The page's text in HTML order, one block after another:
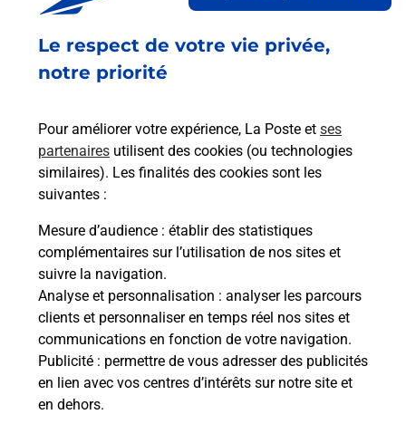
Le respect de votre vie privée,
notre priorité
Pour améliorer votre expérience, La Poste et ses
partenaires utilisent des cookies (ou technologies
similaires). Les finalités des cookies sont les
suivantes :
Mesure d’audience : établir des statistiques
complémentaires sur l’utilisation de nos sites et
suivre la navigation.
Analyse et personnalisation : analyser les parcours
clients et personnaliser en temps réel nos sites et
communications en fonction de votre navigation.
Publicité : permettre de vous adresser des publicités
en lien avec vos centres d’intérêts sur notre site et
en dehors.
ouvre lundi à 08h30
RUE DES USINES
31150 FENOUILLET
Malin !
La Poste
en ligne
Ouvert 24h/24
En savoir plus